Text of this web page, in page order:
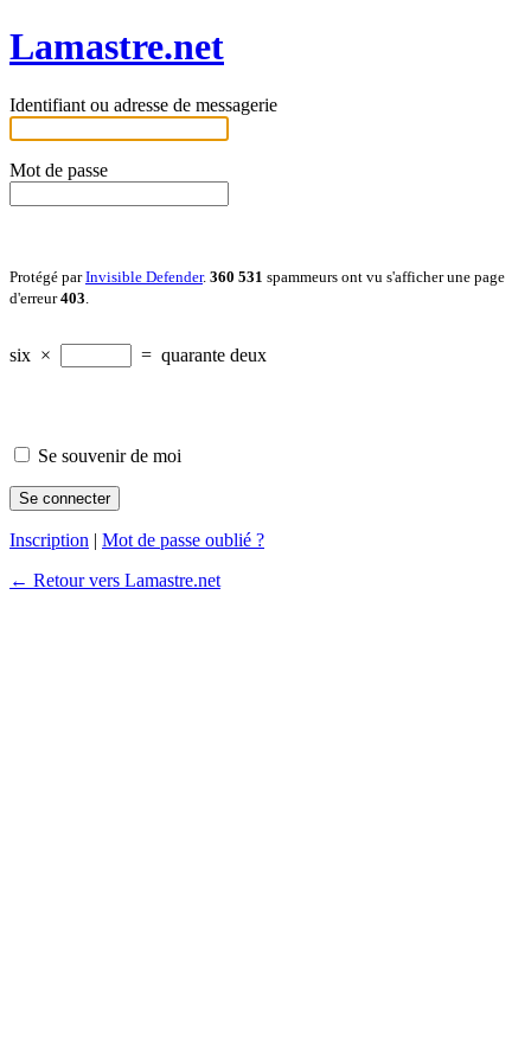
Lamastre.net
Identifiant ou adresse de messagerie
Mot de passe
Protégé parInvisible Defender. 360 531 spammeurs ont vu s'afficher une page
d'erreur403
six × = quarante deux
Se souvenir de moi
Inscription | Mot de passe oublié ?
← Retour vers Lamastre.net